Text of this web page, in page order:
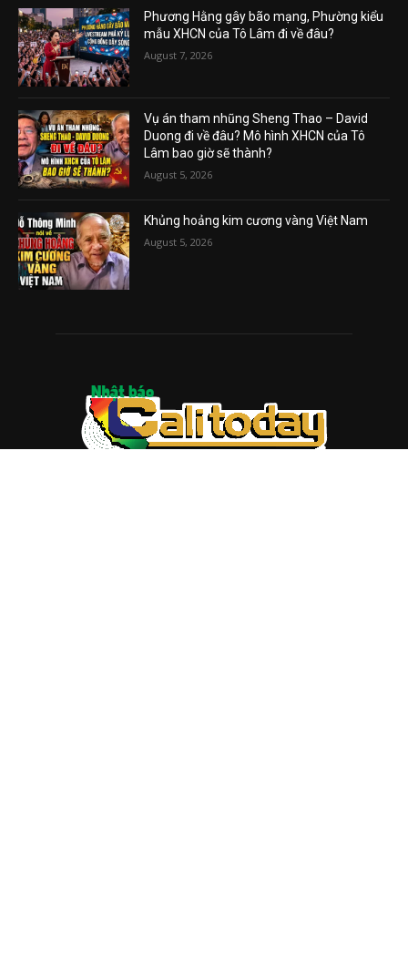
Phương Hằng gây bão mạng, Phường kiểu
mẫu XHCN của Tô Lâm đi về đâu?
August 7, 2026
Vụ án tham nhũng Sheng Thao – David
Duong đi về đâu? Mô hình XHCN của Tô
Lâm bao giờ sẽ thành?
August 5, 2026
Khủng hoảng kim cương vàng Việt Nam
August 5, 2026